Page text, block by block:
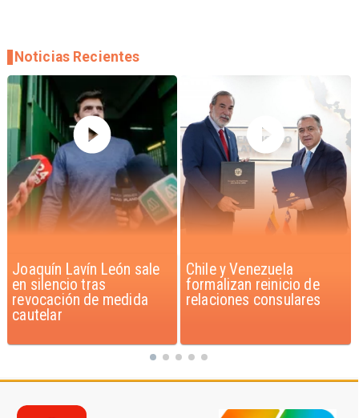
Chile y Venezuela
formalizan reinicio de
relaciones consulares
Feriantes rechazan
dichos de Camila Flores
sobre Fabiola Campillai
Noticias Recientes